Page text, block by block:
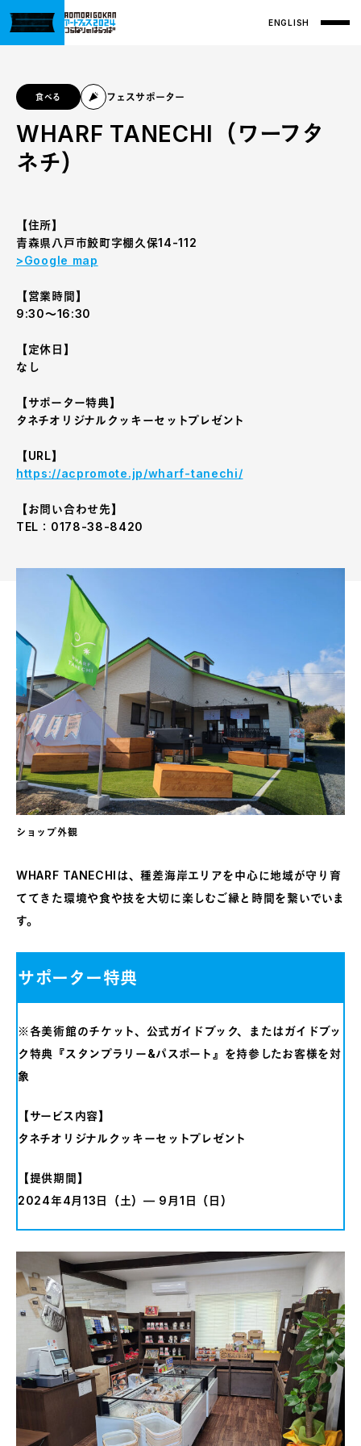
ENGLISH
食べる フェスサポーター
WHARF TANECHI（ワーフタ
ネチ）
【住所】
青森県八戸市鮫町字棚久保14-112
>Google map
【営業時間】
9:30〜16:30
【定休日】
なし
【サポーター特典】
タネチオリジナルクッキーセットプレゼント
【URL】
https://acpromote.jp/wharf-tanechi/
【お問い合わせ先】
TEL：0178-38-8420
ショップ外観
WHARF TANECHIは、種差海岸エリアを中心に地域が守り育
ててきた環境や食や技を大切に楽しむご縁と時間を繋いでいま
す。
サポーター特典
※各美術館のチケット、公式ガイドブック、またはガイドブッ
ク特典『スタンプラリー&パスポート』を持参したお客様を対
象
【サービス内容】
タネチオリジナルクッキーセットプレゼント
【提供期間】
2024年4月13日（土）— 9月1日（日）